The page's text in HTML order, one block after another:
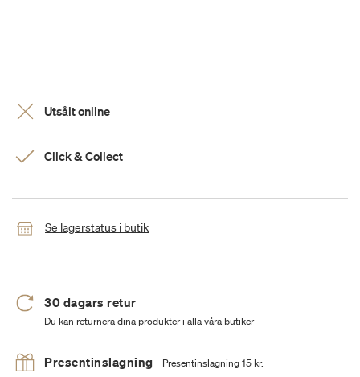
Utsålt online
Click & Collect
Se lagerstatus i butik
30 dagars retur
Du kan returnera dina produkter i alla våra butiker
Presentinslagning Presentinslagning 15 kr.